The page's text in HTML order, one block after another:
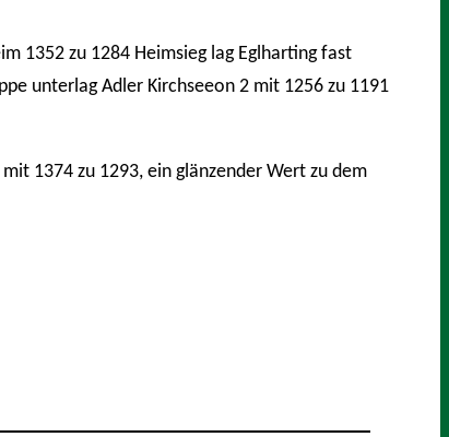
1352 zu 1284 Heimsieg lag Eglharting fast
unterlag Adler Kirchseeon 2 mit 1256 zu 1191
1374 zu 1293, ein glänzender Wert zu dem